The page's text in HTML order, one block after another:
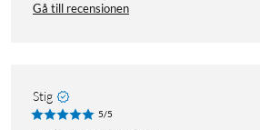
Gå till recensionen
Stig
5/5